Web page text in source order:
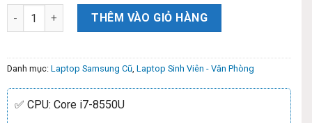
THÊM VÀO GIỎ HÀNG
Danh mục: Laptop Samsung Cũ Laptop Sinh Viên - Văn Phòng
✅ CPU: Core i7-8550U